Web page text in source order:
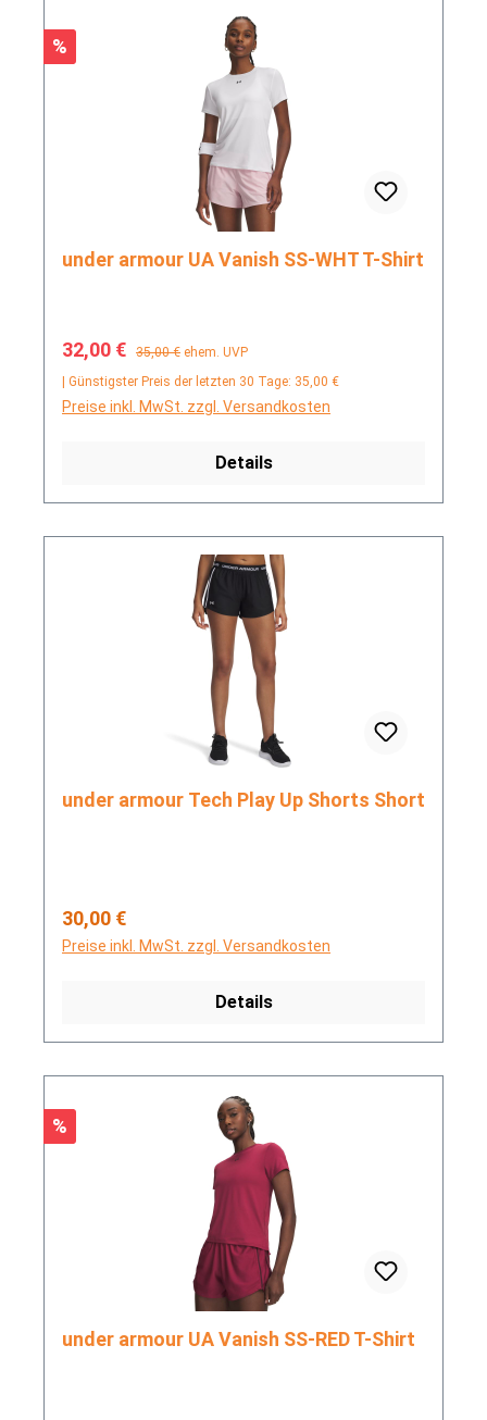
Rabatt
%
under armour UA Vanish SS-WHT T-Shirt
Verkaufspreis:
32,00 € Regulärer Preis:
35,00 € ehem. UVP
| Günstigster Preis der letzten 30 Tage: 35,00 €
Preise inkl. MwSt. zzgl. Versandkosten
Details
under armour Tech Play Up Shorts Short
Regulärer Preis:
30,00 €
Preise inkl. MwSt. zzgl. Versandkosten
Details
Rabatt
%
under armour UA Vanish SS-RED T-Shirt